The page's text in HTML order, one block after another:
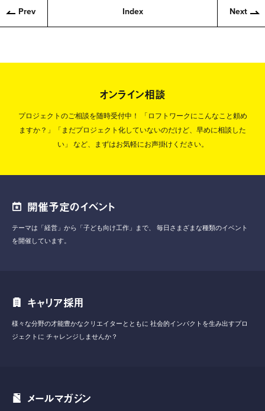
Prev Index Next
オンライン相談
プロジェクトのご相談を随時受付中！
「ロフトワークにこんなこと頼め
ますか？」「まだプロジェクト化していないのだけど、早めに相談した
い」
など、まずはお気軽にお声掛けください。
開催予定のイベント
テーマは「経営」から「子ども向け工作」まで、
毎日さまざまな種類のイベント
を開催しています。
キャリア採用
様々な分野の才能豊かなクリエイターとともに 社会的インパクトを生み出すプロ
ジェクトに チャレンジしませんか？
メールマガジン